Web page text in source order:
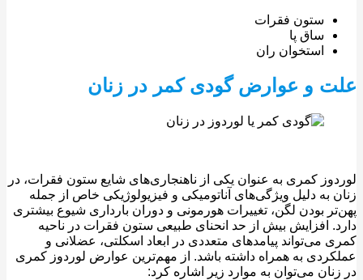
ستون فقرات
ساق پا
استخوان ران
و عوارض گودی کمر در زنان
کمری به‌ عنوان یکی از ناهنجاری‌های شایع ستون فقرات، در
به دلیل ویژگی‌های آناتومیکی و فیزیولوژیکی خاص از جمله
بودن لگن، تغییرات هورمونی و دوران بارداری شیوع بیشتری
افزایش بیش از حد انحنای طبیعی ستون فقرات در ناحیه
می‌تواند پیامدهای متعددی در ابعاد اسکلتی، عضلانی و
به همراه داشته باشد. از مهم‌ترین عوارض لوردوز کمری
می‌توان به موارد زیر اشاره کرد: